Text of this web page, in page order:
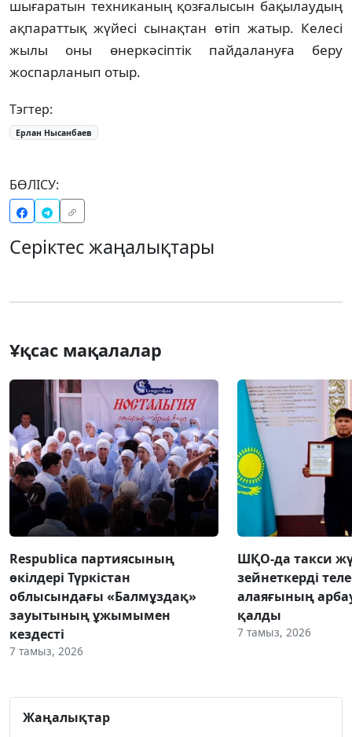
шығаратын техниканың қозғалысын бақылаудың
ақпараттық жүйесі сынақтан өтіп жатыр. Келесі
жылы оны өнеркәсіптік пайдалануға беру
жоспарланып отыр.
Тэгтер:
Ерлан Нысанбаев
БӨЛІСУ:
Серіктес жаңалықтары
Ұқсас мақалалар
Respublica партиясының
өкілдері Түркістан
облысындағы «Балмұздақ»
зауытының ұжымымен
кездесті
7 тамыз, 2026
ШҚО-да такси
зейнеткерді
алаяғының
қалды
7 тамыз, 2026
Жаңалықтар